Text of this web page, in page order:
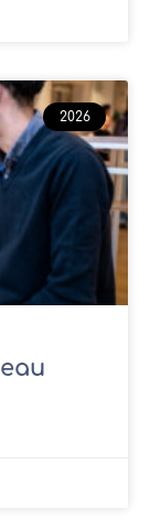
2026